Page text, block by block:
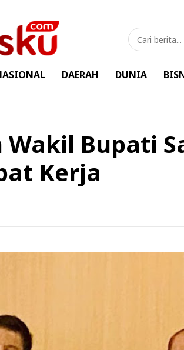
DAERAH DUNIA
Wakil Bupati
Kerja